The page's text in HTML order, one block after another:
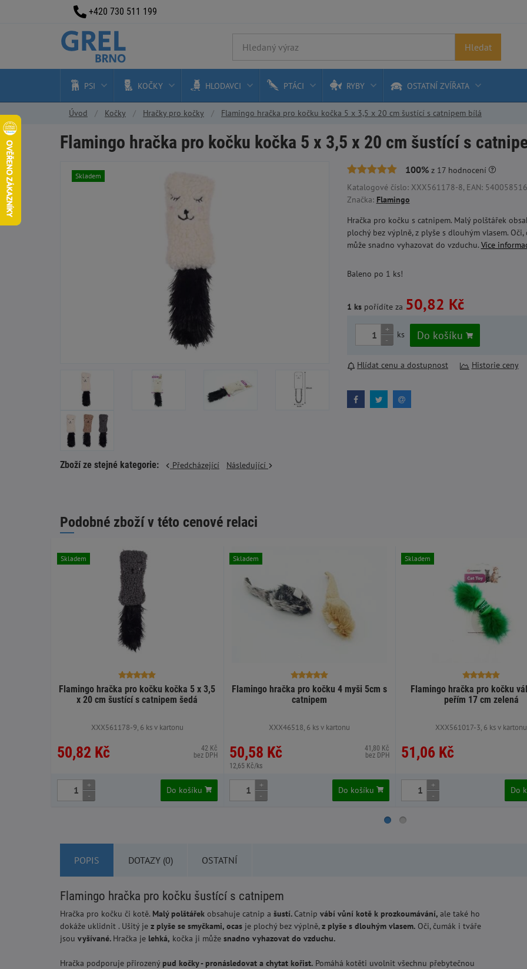
Hledat
PSI KOČKY HLODAVCI PTÁCI RYBY OSTATNÍ ZVÍŘATA
Úvod Kočky Hračky pro kočky Flamingo hračka pro kočku kočka 5 x 3,5 x 20 cm šustící s catnipem bílá
Flamingo hračka pro kočku kočka 5 x 3,5 x 20 cm šustící s
Skladem
Zboží ze stejné kategorie: Předcházející Následující
100%z 17hodnocení
Katalogové číslo: XXX561178-8, EAN:
Značka: Flamingo
Hračka pro kočku s catnipem. Malý polštářek
plochý bez výplně, z plyše s dlouhým vlasem.
může snadno vyhazovat do vzduchu. Více
Baleno po 1 ks!
1 kspořídíte za 50,82 Kč
+
-
ks Do košíku
Hlídat cenu a dostupnost Historie ceny
Podobné zboží v této cenové relaci
Flamingo hračka pro kočku kočka 5 x 3,5
x 20 cm šustící s catnipem šedá
XXX561178-9, 6 ks v kartonu
50,82 Kč
42 Kč
bez DPH
Skladem
+
-
Do košíku
Flamingo hračka pro kočku 4 myši 5cm s
catnipem
XXX46518, 6 ks v kartonu
50,58 Kč
12,65 Kč/ks
41,80 Kč
bez DPH
Skladem
+
-
Do košíku
Flamingo hračka pro kočku
peřím 17 cm zelená
XXX561017-3, 6 ks v kartonu
51,06 Kč
Skladem
+
-
Do
POPIS DOTAZY (0) OSTATNÍ
Flamingo hračka pro kočku šustící s catnipem
Hračka pro kočku či kotě. Malý polštářek obsahuje catnip a šustí. Catnip vábí vůní kotě k prozkoumávání, ale také ho
dokáže uklidnit . Ušitý je z plyše se smyčkami, ocas je plochý bez výplně,z plyše s dlouhým vlasem. Oči, čumák i tváře
jsou vyšívané. Hračka je lehká, kočka ji může snadno vyhazovat do vzduchu.
Hračka podporuje přirozený pud kočky - pronásledovat a chytat kořist. Pomáhá kotěti uvolnit všechnu přebytečnou
+420 730 511 199